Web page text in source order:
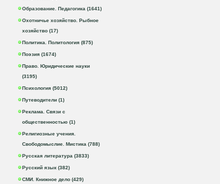
Образование. Педагогика (1641)
Охотничье хозяйство. Рыбное
хозяйство (17)
Политика. Политология (875)
Поэзия (1674)
Право. Юридические науки
(3195)
Психология (5012)
Путеводители (1)
Реклама. Связи с
общественностью (1)
Религиозные учения.
Свободомыслие. Мистика (788)
Русская литература (3833)
Русский язык (382)
СМИ. Книжное дело (429)